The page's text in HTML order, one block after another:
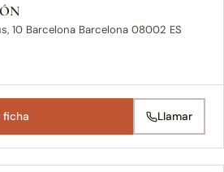
10 Barcelona Barcelona 08002 ES
ficha Llamar